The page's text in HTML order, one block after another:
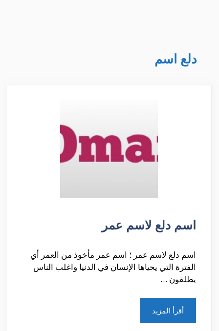
دلع اسم
اسم دلع لاسم عمر
اسم دلع لاسم عمر ؛ اسم عمر مأخوذ من العمر أي
الفترة التي يحياها الإنسان في الدنيا واغلب الناس
يطلقون …
أقرأ المزيد